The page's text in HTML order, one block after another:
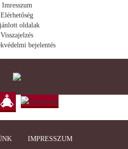
Imresszum
Elérhetőség
oldalak
Visszajelzés
bejelentés
IMPRESSZUM